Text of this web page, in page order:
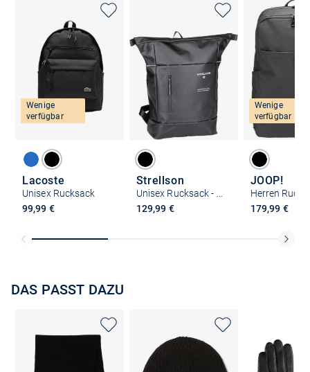
Wenige
verfügbar
Lacoste
Unisex Rucksack
99,99 €
Strellson
129,99 €
Wenige
verfügbar
JOOP!
179,99 €
DAS PASST DAZU